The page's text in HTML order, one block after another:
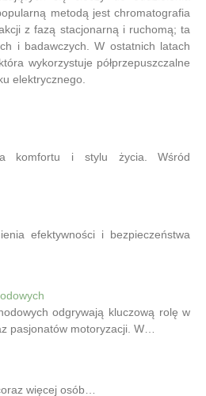
metodą jest chromatografia
z fazą stacjonarną i ruchomą; ta
i badawczych. W ostatnich latach
wykorzystuje półprzepuszczalne
elektrycznego.
komfortu i stylu życia. Wśród
efektywności i bezpieczeństwa
odgrywają kluczową rolę w
pasjonatów motoryzacji. W…
więcej osób…